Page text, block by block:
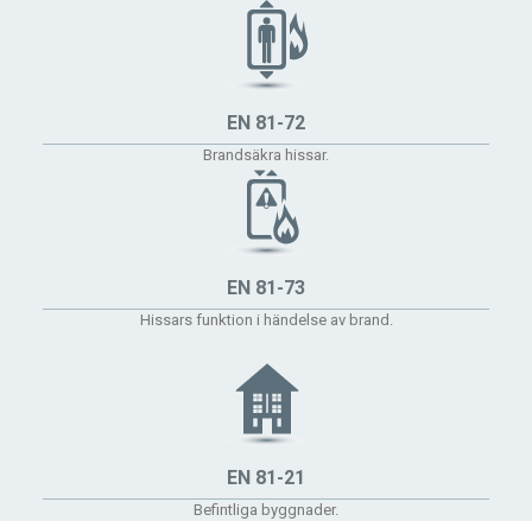
EN 81-72
Brandsäkra hissar.
EN 81-73
Hissars funktion i händelse av brand.
EN 81-21
Befintliga byggnader.